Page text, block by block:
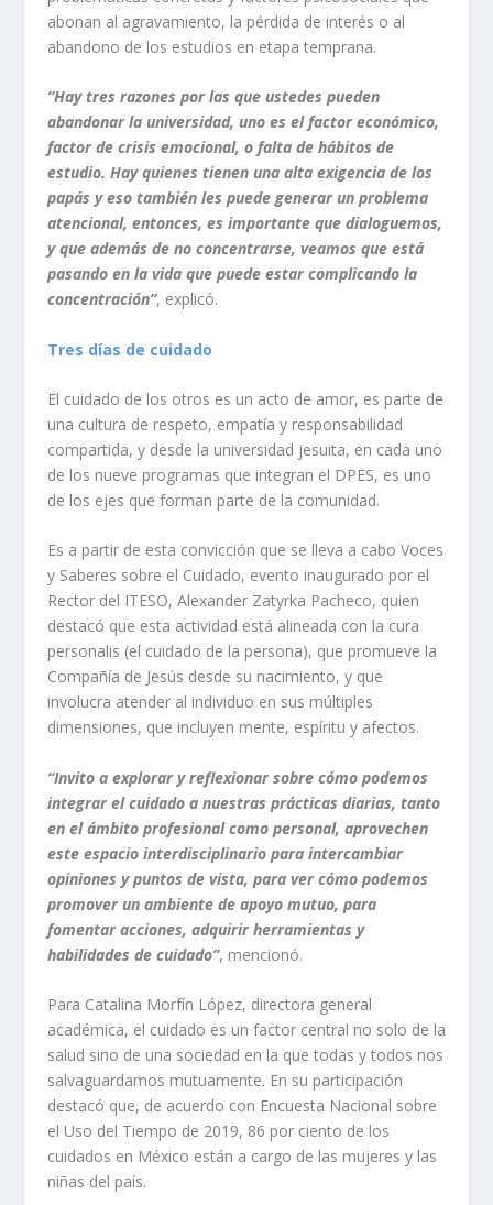
abonan al agravamiento, la pérdida de interés o al
abandono de los estudios en etapa temprana.
“Hay tres razones por las que ustedes pueden
abandonar la universidad, uno es el factor económico,
factor de crisis emocional, o falta de hábitos de
estudio. Hay quienes tienen una alta exigencia de los
papás y eso también les puede generar un problema
atencional, entonces, es importante que dialoguemos,
y que además de no concentrarse, veamos que está
pasando en la vida que puede estar complicando la
concentración”, explicó.
Tres días de cuidado
El cuidado de los otros es un acto de amor, es parte de
una cultura de respeto, empatía y responsabilidad
compartida, y desde la universidad jesuita, en cada uno
de los nueve programas que integran el DPES, es uno
de los ejes que forman parte de la comunidad.
Es a partir de esta convicción que se lleva a cabo Voces
y Saberes sobre el Cuidado, evento inaugurado por el
Rector del ITESO, Alexander Zatyrka Pacheco, quien
destacó que esta actividad está alineada con la cura
personalis (el cuidado de la persona), que promueve la
Compañía de Jesús desde su nacimiento, y que
involucra atender al individuo en sus múltiples
dimensiones, que incluyen mente, espíritu y afectos.
“Invito a explorar y reflexionar sobre cómo podemos
integrar el cuidado a nuestras prácticas diarias, tanto
en el ámbito profesional como personal, aprovechen
este espacio interdisciplinario para intercambiar
opiniones y puntos de vista, para ver cómo podemos
promover un ambiente de apoyo mutuo, para
fomentar acciones, adquirir herramientas y
habilidades de cuidado”, mencionó.
Para Catalina Morfín López, directora general
académica, el cuidado es un factor central no solo de la
salud sino de una sociedad en la que todas y todos nos
salvaguardamos mutuamente. En su participación
destacó que, de acuerdo con Encuesta Nacional sobre
el Uso del Tiempo de 2019, 86 por ciento de los
cuidados en México están a cargo de las mujeres y las
niñas del país.